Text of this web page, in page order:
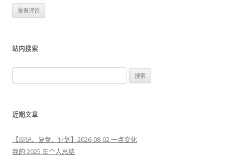
站内搜索
索
近期文章
【周记、复盘、计划】2026-08-02 一点变化
我的 2025 年个人总结